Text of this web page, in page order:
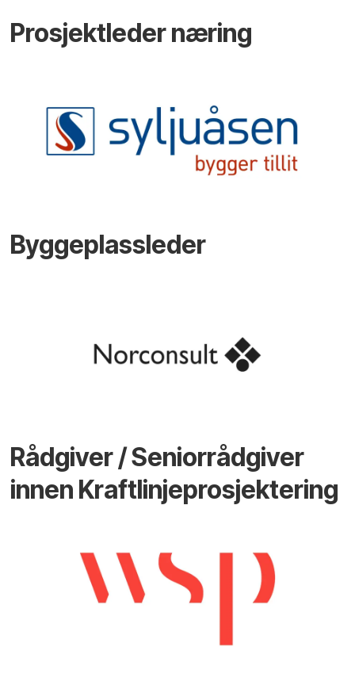
Prosjektleder næring
Byggeplassleder
Rådgiver / Seniorrådgiver
innen Kraftlinjeprosjektering